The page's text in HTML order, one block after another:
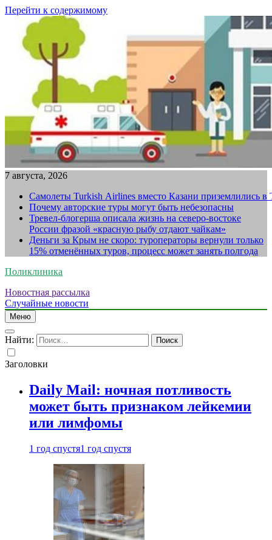
Перейти к содержимому
7 августа, 2026
Самолеты Turkish Airlines вместо Казани приземлились в
Почему авторские туры могут быть небезопасны
Тревел-блогерша описала жизнь на северо-востоке
России фразой «красную рыбу отдают чайкам»
Деньги за Крым не скоро: туроператоры вернули только
15% отменённых туров, процесс может занять полгода
Поликлиника
Новостная рассылка
Случайные новости
Меню
Найти:
Заголовки
Daily Mail: ночная потливость
может быть признаком лейкемии
или лимфомы
1 год спустя1 год спустя